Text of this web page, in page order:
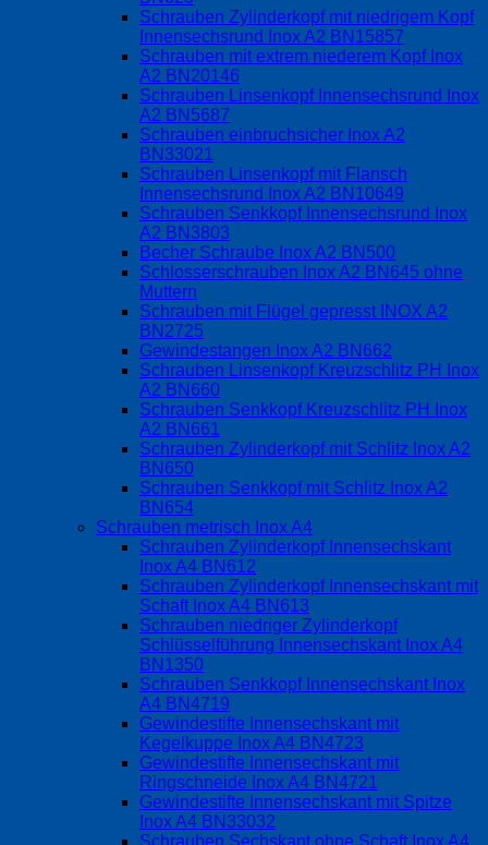
Schrauben Zylinderkopf mit niedrigem Kopf
Innensechsrund Inox A2 BN15857
Schrauben mit extrem niederem Kopf Inox
A2 BN20146
Schrauben Linsenkopf Innensechsrund Inox
A2 BN5687
Schrauben einbruchsicher Inox A2
BN33021
Schrauben Linsenkopf mit Flansch
Innensechsrund Inox A2 BN10649
Schrauben Senkkopf Innensechsrund Inox
A2 BN3803
Becher Schraube Inox A2 BN500
Schlosserschrauben Inox A2 BN645 ohne
Muttern
Schrauben mit Flügel gepresst INOX A2
BN2725
Gewindestangen Inox A2 BN662
Schrauben Linsenkopf Kreuzschlitz PH Inox
A2 BN660
Schrauben Senkkopf Kreuzschlitz PH Inox
A2 BN661
Schrauben Zylinderkopf mit Schlitz Inox A2
BN650
Schrauben Senkkopf mit Schlitz Inox A2
BN654
Schrauben metrisch Inox A4
Schrauben Zylinderkopf Innensechskant
Inox A4 BN612
Schrauben Zylinderkopf Innensechskant mit
Schaft Inox A4 BN613
Schrauben niedriger Zylinderkopf
Schlüsselführung Innensechskant Inox A4
BN1350
Schrauben Senkkopf Innensechskant Inox
A4 BN4719
Gewindestifte Innensechskant mit
Kegelkuppe Inox A4 BN4723
Gewindestifte Innensechskant mit
Ringschneide Inox A4 BN4721
Gewindestifte Innensechskant mit Spitze
Inox A4 BN33032